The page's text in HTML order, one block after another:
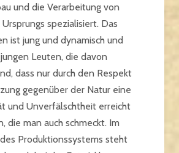
und die Verarbeitung von
spezialisiert. Das
ist jung und dynamisch und
Leuten, die davon
dass nur durch den Respekt
gegenüber der Natur eine
und Unverfälschtheit erreicht
die man auch schmeckt. Im
Produktionssystems steht